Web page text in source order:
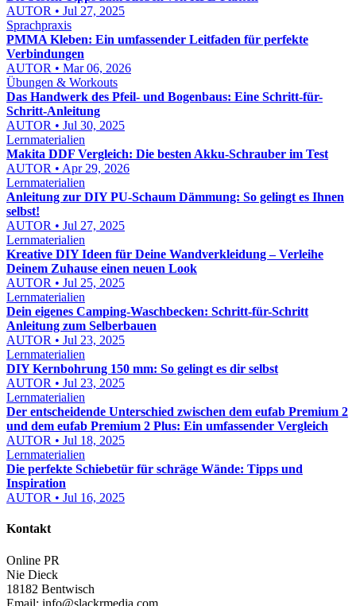
AUTOR • Jul 27, 2025
Sprachpraxis
PMMA Kleben: Ein umfassender Leitfaden für perfekte
Verbindungen
AUTOR • Mar 06, 2026
Übungen & Workouts
Das Handwerk des Pfeil- und Bogenbaus: Eine Schritt-für-
Schritt-Anleitung
AUTOR • Jul 30, 2025
Lernmaterialien
Makita DDF Vergleich: Die besten Akku-Schrauber im Test
AUTOR • Apr 29, 2026
Lernmaterialien
Anleitung zur DIY PU-Schaum Dämmung: So gelingt es Ihnen
selbst!
AUTOR • Jul 27, 2025
Lernmaterialien
Kreative DIY Ideen für Deine Wandverkleidung – Verleihe
Deinem Zuhause einen neuen Look
AUTOR • Jul 25, 2025
Lernmaterialien
Dein eigenes Camping-Waschbecken: Schritt-für-Schritt
Anleitung zum Selberbauen
AUTOR • Jul 23, 2025
Lernmaterialien
DIY Kernbohrung 150 mm: So gelingt es dir selbst
AUTOR • Jul 23, 2025
Lernmaterialien
Der entscheidende Unterschied zwischen dem eufab Premium 2
und dem eufab Premium 2 Plus: Ein umfassender Vergleich
AUTOR • Jul 18, 2025
Lernmaterialien
Die perfekte Schiebetür für schräge Wände: Tipps und
Inspiration
AUTOR • Jul 16, 2025
Kontakt
Online PR
Nie Dieck
18182 Bentwisch
Email: info@slackrmedia.com